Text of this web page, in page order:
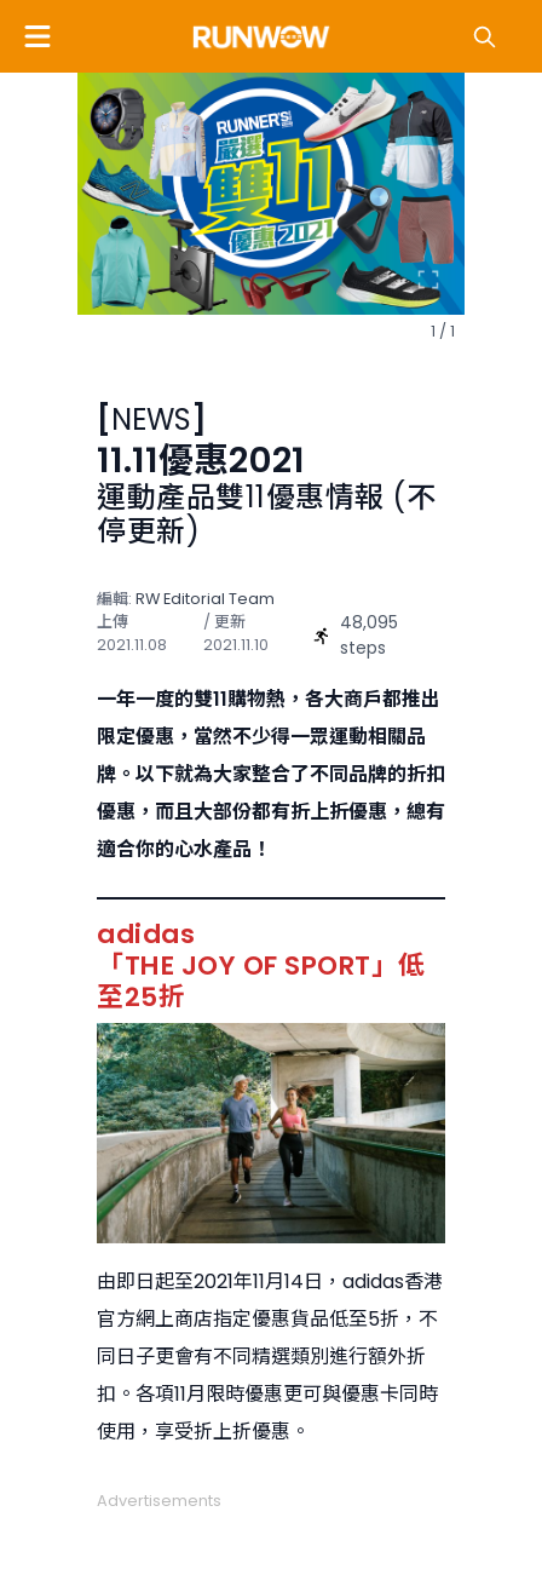
1 / 1
NEWS
11.11優惠2021
運動產品雙11優惠情報 (不
停更新)
編輯: RW Editorial Team
上傳
2021.11.08
/ 更新
2021.11.10
48,095
steps
一年一度的雙11購物熱，各大商戶都推出
限定優惠，當然不少得一眾運動相關品
牌。以下就為大家整合了不同品牌的折扣
優惠，而且大部份都有折上折優惠，總有
適合你的心水產品！
adidas
「THE JOY OF SPORT」低
至25折
由即日起至2021年11月14日，adidas香港
官方網上商店指定優惠貨品低至5折，不
同日子更會有不同精選類別進行額外折
扣。各項11月限時優惠更可與優惠卡同時
使用，享受折上折優惠。
Advertisements